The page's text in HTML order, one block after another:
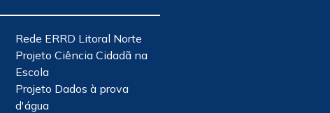
Rede ERRD Litoral Norte
Projeto Ciência Cidadã na
Escola
Projeto Dados à prova
d'água